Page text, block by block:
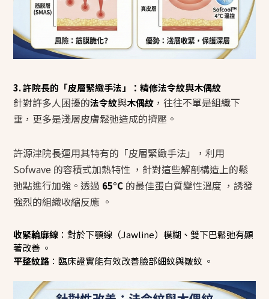
3. 許院長的「皮層緊緻手法」：精修法令紋與木偶紋
針對許多人困擾的法令紋與木偶紋 ，往往不單是組織下
垂，更多是淺層皮膚鬆弛造成的擠壓。
許源津院長運用其特有的「皮層緊緻手法」，利用
Sofwave 的容積式加熱特性 ，針對這些解剖構造上的鬆
弛點進行加強。透過 65°C 的最佳蛋白質變性溫度 ，誘發
強烈的組織收縮反應 。
收緊輪廓線 ：對於下顎線（Jawline）模糊、雙下巴鬆弛有顯
著改善 。
平整紋路 ：臨床證實能有效改善臉部細紋與皺紋 。